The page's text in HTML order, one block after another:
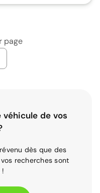
page
véhicule de vos
dès que des
recherches sont
!